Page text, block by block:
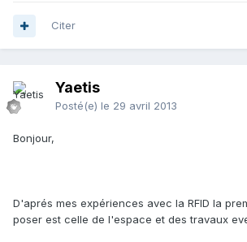
Citer
Yaetis
Posté(e) le 29 avril 2013
Bonjour,
D'aprés mes expériences avec la RFID la
poser est celle de l'espace et des travaux